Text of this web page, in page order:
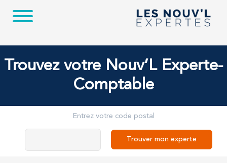
Trouvez votre Nouv’L Experte-
Comptable
Entrez votre code postal
Trouver mon experte